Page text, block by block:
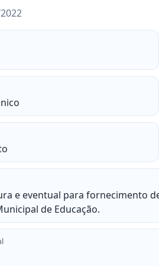
e eventual para fornecimento
de Educação.